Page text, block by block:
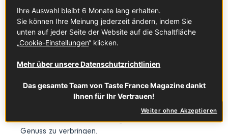
Sonnenstrahlen auf der Dachterrasse, ein
eisgekühlter Lillet in der Hand, BBQ-Duft,
inspirierende Gespräche und der Blick schweift über
die Kölner Skyline – klingt nach einem perfekten
diesjährige Taste-France-Sommer-Event: In der
Sturmfreien Bude in der 29. Etage kamen 13 Food-
und Lifestyle-Creator:innen zusammen, um
französische Produkte kennenzulernen, gemeinsam zu
Genuss zu verbringen.
Ihre Auswahl bleibt 6 Monate lang erhalten.
Sie können Ihre Meinung jederzeit ändern, indem Sie
unten auf jeder Seite der Website auf die Schaltfläche
„Cookie-Einstellungen“ klicken.
Mehr über unsere Datenschutzrichtlinien
Das gesamte Team von Taste France Magazine dankt
Ihnen für Ihr Vertrauen!
Weiter ohne Akzeptieren